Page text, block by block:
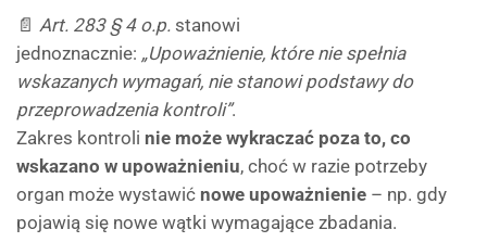
📄 Art. 283 § 4 o.p. stanowi
jednoznacznie: „Upoważnienie, które nie spełnia
wskazanych wymagań, nie stanowi podstawy do
przeprowadzenia kontroli”.
Zakres kontroli nie może wykraczać poza to, co
wskazano w upoważnieniu, choć w razie potrzeby
organ może wystawić nowe upoważnienie – np. gdy
pojawią się nowe wątki wymagające zbadania.